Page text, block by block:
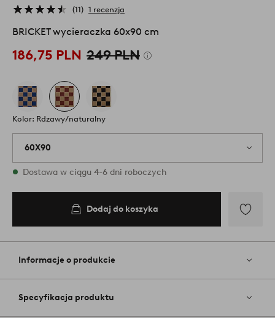
11 1 recenzja
BRICKET wycieraczka 60x90 cm
186,75 PLN 249 PLN
Kolor: Rdzawy/naturalny
60X90
W magazynie
Dostawa w ciągu 4-6 dni roboczych
Dodaj do koszyka
do
Informacje o produkcie
Specyfikacja produktu